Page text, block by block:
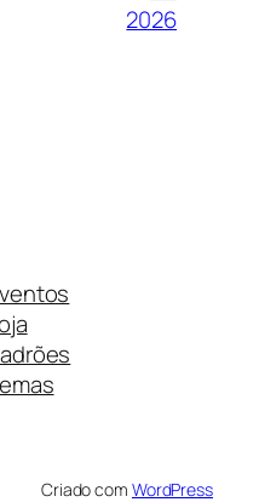
2026
Criado com WordPress